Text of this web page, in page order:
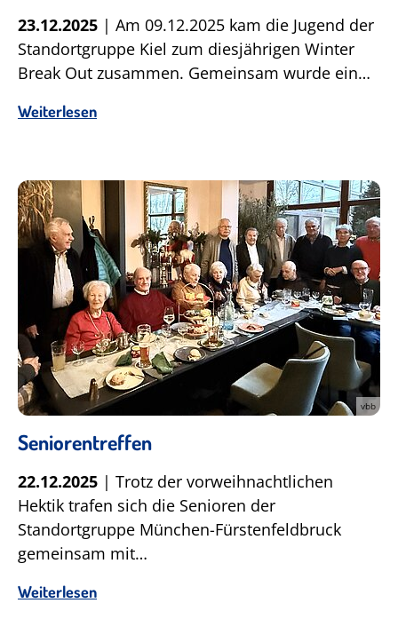
23.12.2025 | Am 09.12.2025 kam die Jugend der
Standortgruppe Kiel zum diesjährigen Winter
Break Out zusammen. Gemeinsam wurde ein…
Weiterlesen
vbb
Seniorentreffen
22.12.2025 | Trotz der vorweihnachtlichen
Hektik trafen sich die Senioren der
Standortgruppe München-Fürstenfeldbruck
gemeinsam mit…
Weiterlesen